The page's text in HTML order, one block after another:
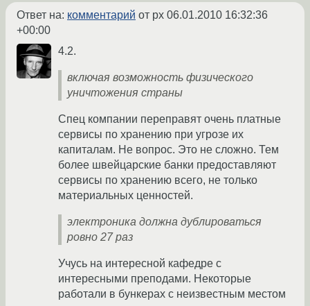
Ответ на: комментарий от px 06.01.2010 16:32:36
+00:00
4.2.
включая возможность физического
уничтожения страны
Спец компании переправят очень платные
сервисы по хранению при угрозе их
капиталам. Не вопрос. Это не сложно. Тем
более швейцарские банки предоставляют
сервисы по хранению всего, не только
материальных ценностей.
электроника должна дублироваться
ровно 27 раз
Учусь на интересной кафедре с
интересными преподами. Некоторые
работали в бункерах с неизвестным местом